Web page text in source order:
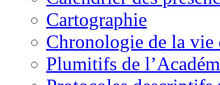
Cartographie
Chronologie de la vie
Plumitifs de